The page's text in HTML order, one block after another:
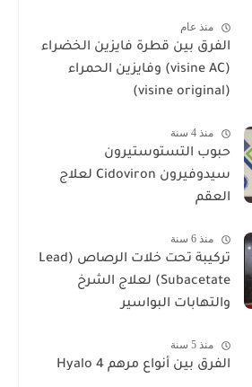
منذ عام
الفرق بين قطرة فايزين الخضراء
(visine AC) وفايزين الحمراء
(visine original)
منذ 4 سنة
حبوب التستوستيرون
سيدوفيرون Cidoviron لعلاج
العقم
منذ 6 سنة
تركيبة تحت خلات الرصاص (Lead
Subacetate) لعلاج الشرخ
والتهابات البواسير
منذ 5 سنة
الفرق بين أنواع مرهم Hyalo 4